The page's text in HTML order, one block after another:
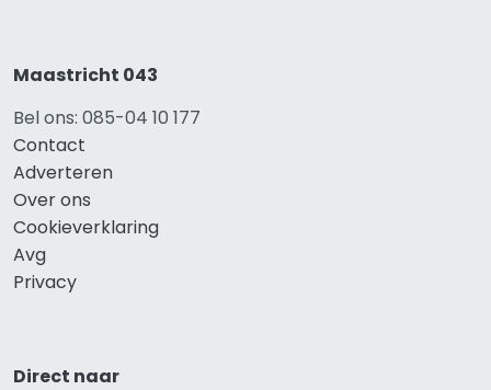
Maastricht 043
Bel ons: 085-04 10 177
Contact
Adverteren
Over ons
Cookieverklaring
Avg
Privacy
Direct naar